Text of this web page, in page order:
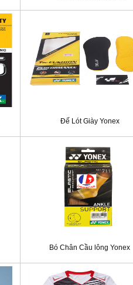
Đế Lót Giày Yonex
Bó Chân Cầu lông Yonex